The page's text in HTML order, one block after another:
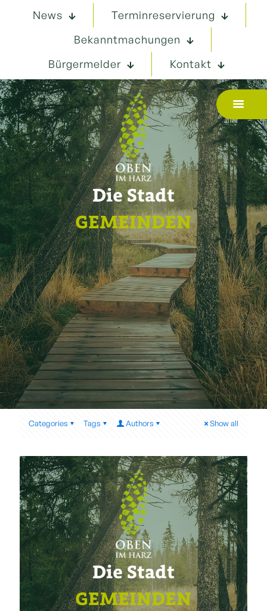
News
Terminreservierung
Bekanntmachungen
Bürgermelder
Kontakt
Die Stadt
GEMEINDEN
Categories Tags Authors Show all
Die Stadt
GEMEINDEN